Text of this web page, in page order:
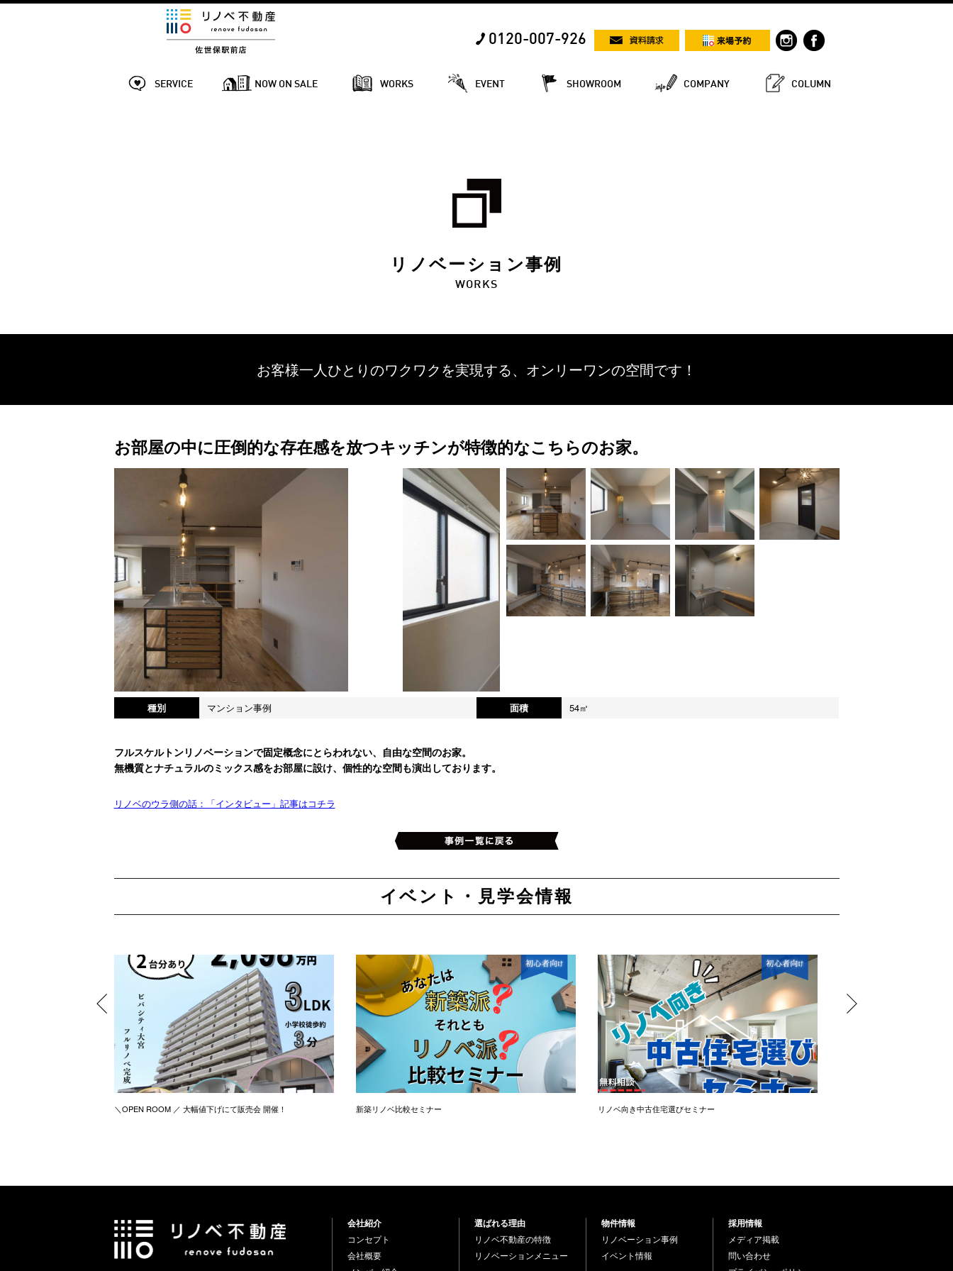
0120-007-926
SERVICE NOW ON SALE WORKS EVENT SHOWROOM COMPANY COLUMN
リノベーション事例
WORKS
お客様一人ひとりのワクワクを実現する、 オンリーワンの空間です！
お部屋の中に圧倒的な存在感を放つキッチンが特徴的なこちらのお家。
種別 マンション事例 面積 54㎡
フルスケルトンリノベーションで固定概念にとらわれない、自由な空間のお家。
無機質とナチュラルのミックス感をお部屋に設け、個性的な空間も演出しております。
リノベのウラ側の話：「インタビュー」記事はコチラ
イベント・見学会情報
＼OPEN ROOM ／ 大幅値下げにて販売会 開催！ 新築リノベ比較セミナー リノベ向き中古住宅選びセミナー
会社紹介
コンセプト
会社概要
選ばれる理由
リノベ不動産の特徴
リノベーションメニュー
物件情報
リノベーション事例
イベント情報
採用情報
メディア掲載
問い合わせ